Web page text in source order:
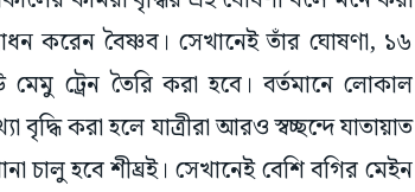
করেন বৈষ্ণব। সেখানেই তাঁর ঘোষণা, ১৬
ট্রেন তৈরি করা হবে। বর্তমানে লোকাল
করা হলে যাত্রীরা আরও স্বচ্ছন্দে যাতায়াত
চালু হবে শীঘ্রই। সেখানেই বেশি বগির মেইন